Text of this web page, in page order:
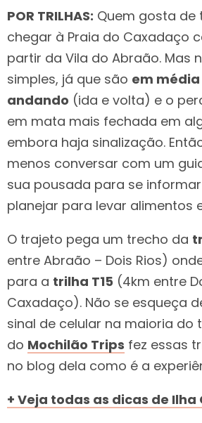
POR TRILHAS: Quem gosta de
chegar à Praia do Caxadaço
partir da Vila do Abraão. Mas
simples, já que são em média
andando (ida e volta) e o
em mata mais fechada em
embora haja sinalização.
menos conversar com um
sua pousada para se
planejar para levar alimentos
O trajeto pega um trecho da
entre Abraão – Dois Rios)
para a trilha T15 (4km entre
Caxadaço). Não se esqueça
sinal de celular na maioria do
do Mochilão Trips fez essas
no blog dela como é a
+ Veja todas as dicas de Ilha